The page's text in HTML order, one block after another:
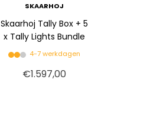
SKAARHOJ
Skaarhoj Tally Box + 5
x Tally Lights Bundle
4-7 werkdagen
€1.597,00